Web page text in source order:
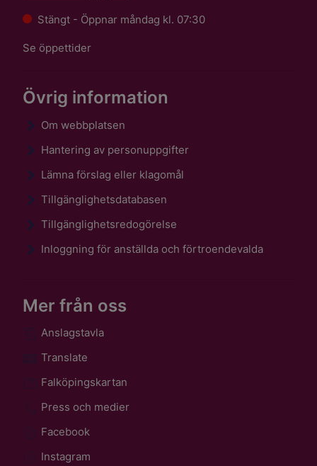
Stängt - Öppnar måndag kl. 07:30
Se öppettider
Övrig information
Om webbplatsen
Hantering av personuppgifter
Lämna förslag eller klagomål
Tillgänglighetsdatabasen
Tillgänglighetsredogörelse
Inloggning för anställda och förtroendevalda
Mer från oss
Anslagstavla
Translate
Falköpingskartan
Press och medier
Facebook
Instagram